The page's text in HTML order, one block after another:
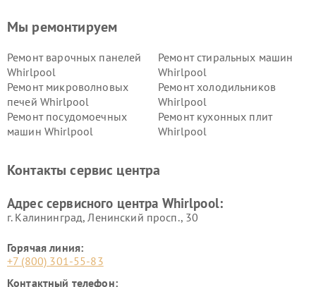
Мы ремонтируем
Ремонт варочных панелей
Whirlpool
Ремонт стиральных машин
Whirlpool
Ремонт микроволновых
печей Whirlpool
Ремонт холодильников
Whirlpool
Ремонт посудомоечных
машин Whirlpool
Ремонт кухонных плит
Whirlpool
Контакты сервис центра
Адрес сервисного центра Whirlpool:
г. Калининград, Ленинский просп., 30
Горячая линия:
+7 (800) 301-55-83
Контактный телефон: